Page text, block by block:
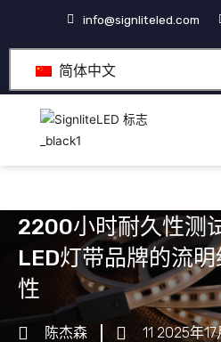
内
info@signliteled.com
简体中文
2200小时耐久性测
LED灯带品牌的流
性
陈杰森 11 2025年17